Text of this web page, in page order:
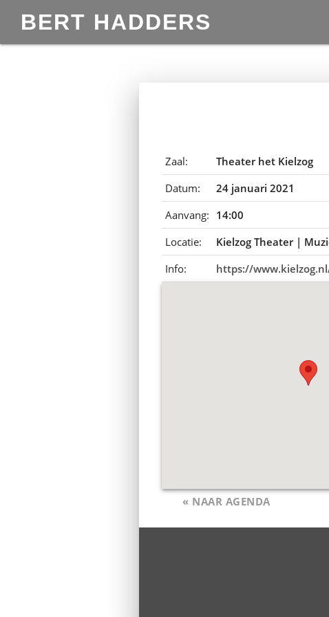
BERT HADDERS
Zaal:
Theater het Kielzog
Datum:
24 januari 2021
Aanvang: 14:00
Locatie:
Kielzog Theater |
Info:
https://
« NAAR AGENDA